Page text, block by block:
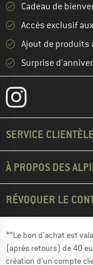
Cadeau de
Accès exclusif
Ajout de produits
Surprise
SERVICE CLIENTÈLE
À PROPOS DES
RÉVOQUER LE
**Le bon d'achat est
(après retours) de 40
création d'un compte